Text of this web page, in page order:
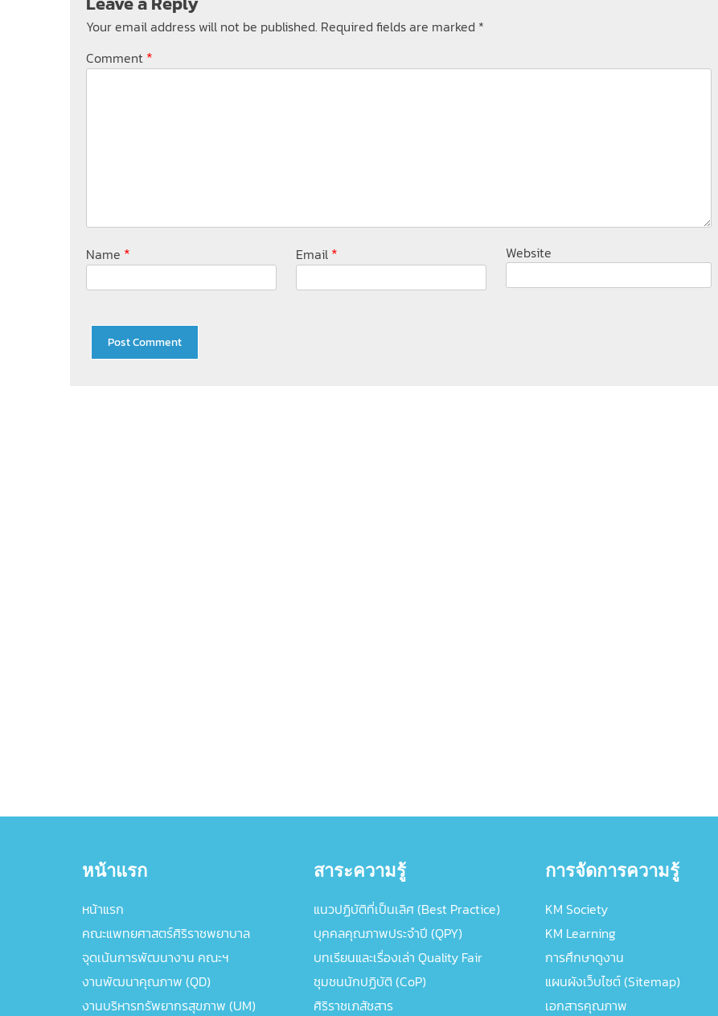
Your email address will not be published. Required fields are marked *
Comment *
Name * Email * Website
หน้าแรก
หน้าแรก
คณะแพทยศาสตร์ศิริราชพยาบาล
จุดเน้นการพัฒนางาน คณะฯ
งานพัฒนาคุณภาพ (QD)
งานบริหารทรัพยากรสุขภาพ (UM)
สาระความรู้
แนวปฏิบัติที่เป็นเลิศ (Best Practice)
บุคคลคุณภาพประจำปี (QPY)
บทเรียนและเรื่องเล่า Quality Fair
ชุมชนนักปฏิบัติ (CoP)
ศิริราชเภสัชสาร
การจัดการความรู้
KM Society
KM Learning
การศึกษาดูงาน
แผนผังเว็บไซต์ (Sitemap)
เอกสารคุณภาพ